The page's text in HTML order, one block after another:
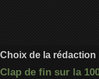
Choix de la rédaction
Clap de fin sur la